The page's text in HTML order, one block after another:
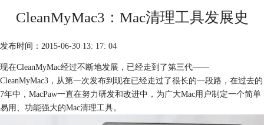
CleanMyMac3：Mac清理工具发展史
发布时间：2015-06-30 13: 17: 04
现在CleanMyMac经过不断地发展，已经走到了第三代——
CleanMyMac3，从第一次发布到现在已经走过了很长的一段路，在过去的
7年中，MacPaw一直在努力研发和改进中，为广大Mac用户制定一个简单
易用、功能强大的Mac清理工具。